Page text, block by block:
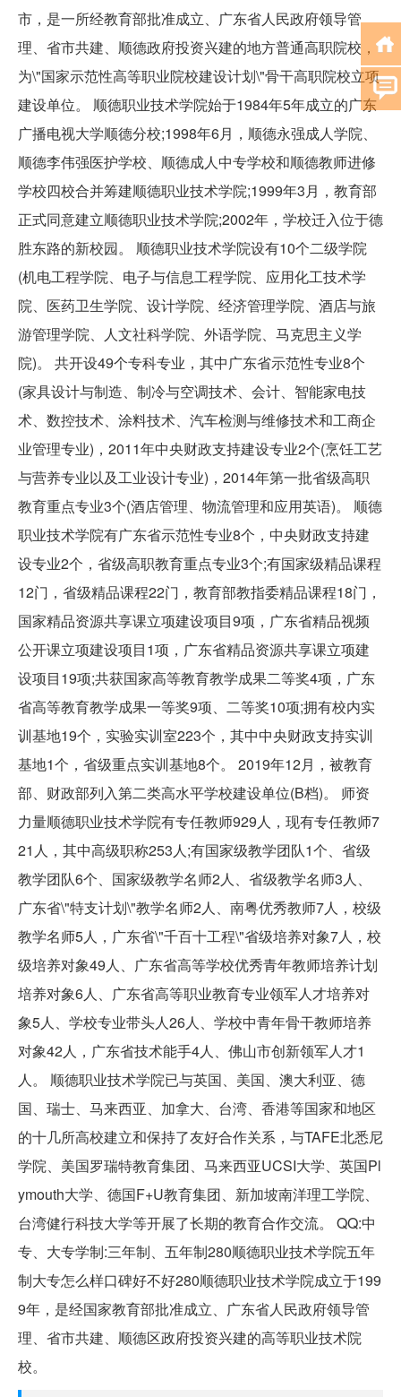
市，是一所经教育部批准成立、广东省人民政府领导管
理、省市共建、顺德政府投资兴建的地方普通高职院校，
为\"国家示范性高等职业院校建设计划\"骨干高职院校立项
建设单位。 顺德职业技术学院始于1984年5年成立的广东
广播电视大学顺德分校;1998年6月，顺德永强成人学院、
顺德李伟强医护学校、顺德成人中专学校和顺德教师进修
学校四校合并筹建顺德职业技术学院;1999年3月，教育部
正式同意建立顺德职业技术学院;2002年，学校迁入位于德
胜东路的新校园。 顺德职业技术学院设有10个二级学院
(机电工程学院、电子与信息工程学院、应用化工技术学
院、医药卫生学院、设计学院、经济管理学院、酒店与旅
游管理学院、人文社科学院、外语学院、马克思主义学
院)。 共开设49个专科专业，其中广东省示范性专业8个
(家具设计与制造、制冷与空调技术、会计、智能家电技
术、数控技术、涂料技术、汽车检测与维修技术和工商企
业管理专业)，2011年中央财政支持建设专业2个(烹饪工艺
与营养专业以及工业设计专业)，2014年第一批省级高职
教育重点专业3个(酒店管理、物流管理和应用英语)。 顺德
职业技术学院有广东省示范性专业8个，中央财政支持建
设专业2个，省级高职教育重点专业3个;有国家级精品课程
12门，省级精品课程22门，教育部教指委精品课程18门，
国家精品资源共享课立项建设项目9项，广东省精品视频
公开课立项建设项目1项，广东省精品资源共享课立项建
设项目19项;共获国家高等教育教学成果二等奖4项，广东
省高等教育教学成果一等奖9项、二等奖10项;拥有校内实
训基地19个，实验实训室223个，其中中央财政支持实训
基地1个，省级重点实训基地8个。 2019年12月，被教育
部、财政部列入第二类高水平学校建设单位(B档)。 师资
力量顺德职业技术学院有专任教师929人，现有专任教师7
21人，其中高级职称253人;有国家级教学团队1个、省级
教学团队6个、国家级教学名师2人、省级教学名师3人、
广东省\"特支计划\"教学名师2人、南粤优秀教师7人，校级
教学名师5人，广东省\"千百十工程\"省级培养对象7人，校
级培养对象49人、广东省高等学校优秀青年教师培养计划
培养对象6人、广东省高等职业教育专业领军人才培养对
象5人、学校专业带头人26人、学校中青年骨干教师培养
对象42人，广东省技术能手4人、佛山市创新领军人才1
人。 顺德职业技术学院已与英国、美国、澳大利亚、德
国、瑞士、马来西亚、加拿大、台湾、香港等国家和地区
的十几所高校建立和保持了友好合作关系，与TAFE北悉尼
学院、美国罗瑞特教育集团、马来西亚UCSI大学、英国Pl
ymouth大学、德国F+U教育集团、新加坡南洋理工学院、
台湾健行科技大学等开展了长期的教育合作交流。 QQ:中
专、大专学制:三年制、五年制280顺德职业技术学院五年
制大专怎么样口碑好不好280顺德职业技术学院成立于199
9年，是经国家教育部批准成立、广东省人民政府领导管
理、省市共建、顺德区政府投资兴建的高等职业技术院
校。